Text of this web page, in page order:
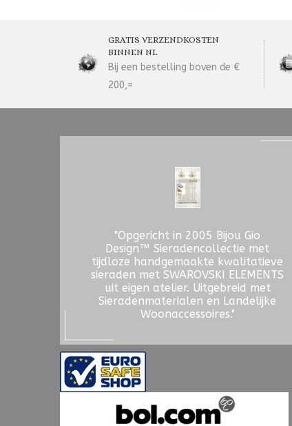
GRATIS VERZENDKOSTEN
BINNEN NL
Bij een bestelling boven de €
200,=
"Opgericht in 2005 Bijou Gio
Design™ Sieradencollectie met
tijdloze handgemaakte kwalitatieve
sieraden met SWAROVSKI ELEMENTS
uit eigen atelier. Uitgebreid met
Sieradenmaterialen en Landelijke
Woonaccessoires."